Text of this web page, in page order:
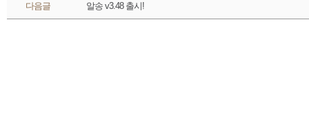
다음글 알송 v3.48 출시!